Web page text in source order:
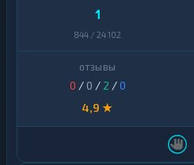
1
844 / 24 102
0 / 0 / 2 /0
4,9 ★